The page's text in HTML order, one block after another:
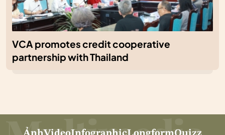
VCA promotes credit cooperative
partnership with Thailand